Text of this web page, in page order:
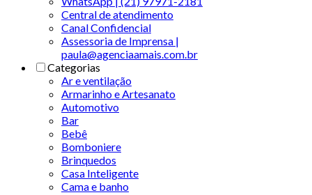
Central de atendimento
Canal Confidencial
Assessoria de Imprensa |
paula@agenciaamais.com.br
Categorias
Ar e ventilação
Armarinho e Artesanato
Automotivo
Bar
Bebê
Bomboniere
Brinquedos
Casa Inteligente
Cama e banho